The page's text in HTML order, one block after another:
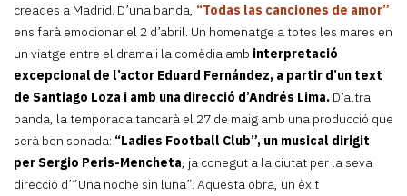
creades a Madrid. D’una banda, “Todas las canciones de amor”
ens farà emocionar el 2 d’abril. Un homenatge a totes les mares en
un viatge entre el drama i la comèdia amb interpretació
excepcional de l’actor Eduard Fernández, a partir d’un text
de Santiago Loza i amb una direcció d’Andrés Lima. D’altra
banda, la temporada tancarà el 27 de maig amb una producció que
serà ben sonada: “Ladies Football Club”, un musical dirigit
per Sergio Peris-Mencheta , ja conegut a la ciutat per la seva
direcció d’”Una noche sin luna”. Aquesta obra, un èxit